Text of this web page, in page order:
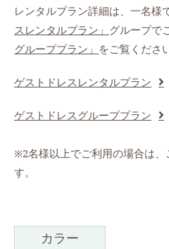
レンタルプラン詳細は、一名様
スレンタルプラン」 グループで
グループプラン」 をご覧ください
ゲストドレスレンタルプラン
ゲストドレスグループプラン
※2名様以上でご利用の場合は、
す。
カラー